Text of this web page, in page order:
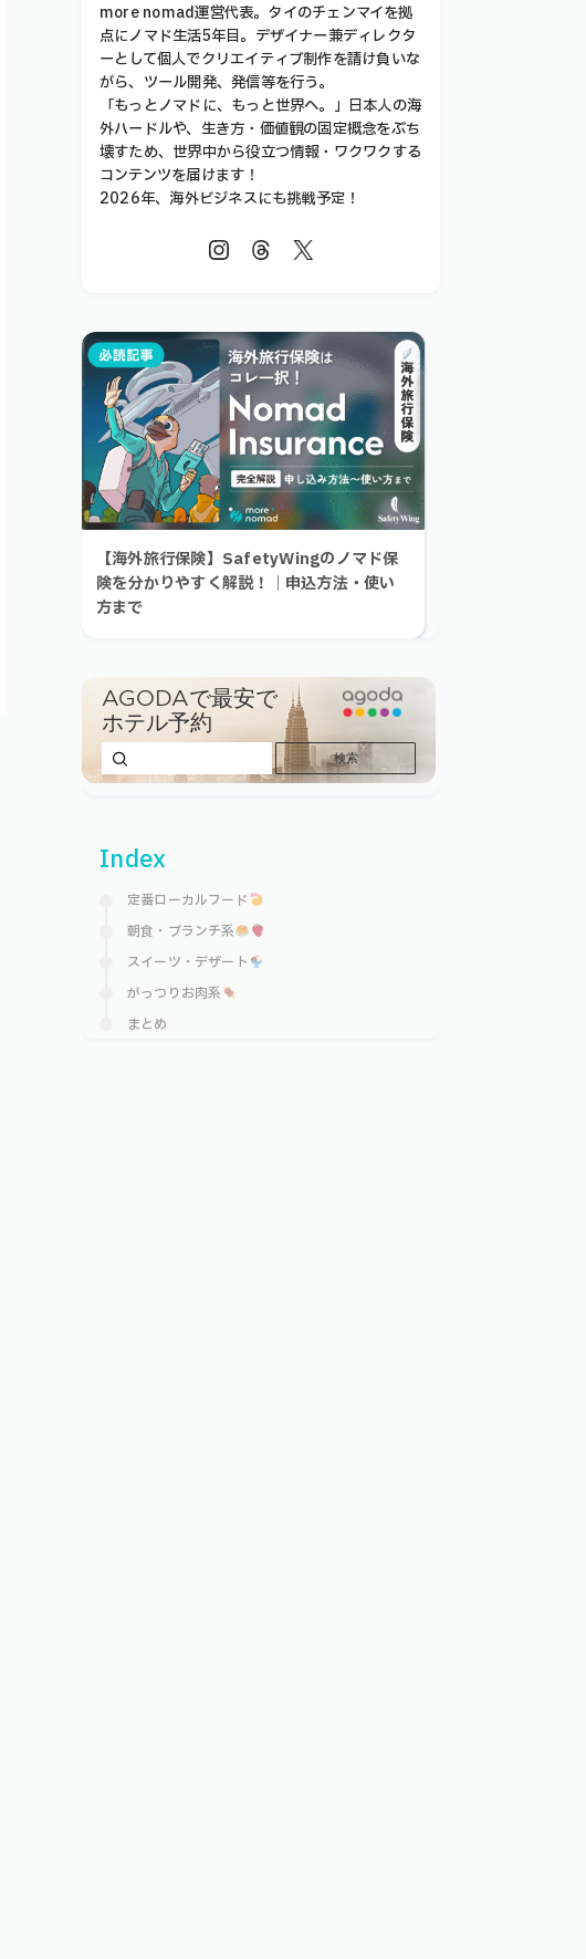
more nomad運営代表。タイのチェンマイを拠
点にノマド生活5年目。デザイナー兼ディレクタ
ーとして個人でクリエイティブ制作を請け負いな
がら、ツール開発、発信等を行う。
「もっとノマドに、もっと世界へ。」日本人の海
外ハードルや、生き方・価値観の固定概念をぶち
壊すため、世界中から役立つ情報・ワクワクする
コンテンツを届けます！
2026年、海外ビジネスにも挑戦予定！
【海外旅行保険】SafetyWingのノマド保
険を分かりやすく解説！｜申込方法・使い
方まで
Index
定番ローカルフード
朝食・ブランチ系
スイーツ・デザート
がっつりお肉系
まとめ